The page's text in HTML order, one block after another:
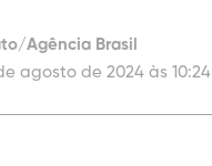
Agência Brasil
agosto de 2024 às 10:24